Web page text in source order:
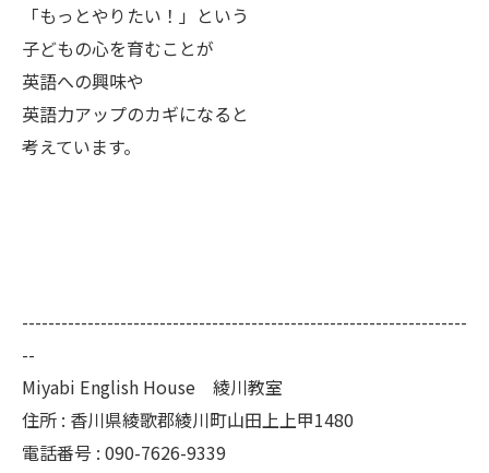
「もっとやりたい！」という
子どもの心を育むことが
英語への興味や
英語力アップのカギになると
考えています。
--------------------------------------------------------------------
--
Miyabi English House 綾川教室
住所 : 香川県綾歌郡綾川町山田上上甲1480
電話番号 : 090-7626-9339